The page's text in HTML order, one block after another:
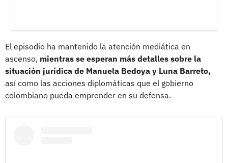
El episodio ha mantenido la atención mediática en
ascenso, mientras se esperan más detalles sobre la
situación jurídica de Manuela Bedoya y Luna Barreto,
así como las acciones diplomáticas que el gobierno
colombiano pueda emprender en su defensa.